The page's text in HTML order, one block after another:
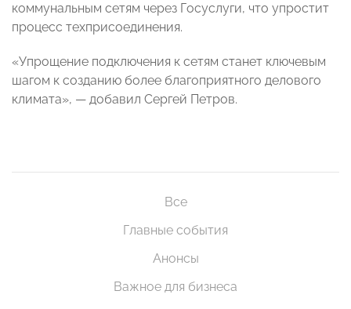
коммунальным сетям через Госуслуги, что упростит
процесс техприсоединения.
«Упрощение подключения к сетям станет ключевым
шагом к созданию более благоприятного делового
климата», — добавил Сергей Петров.
Все
Главные события
Анонсы
Важное для бизнеса